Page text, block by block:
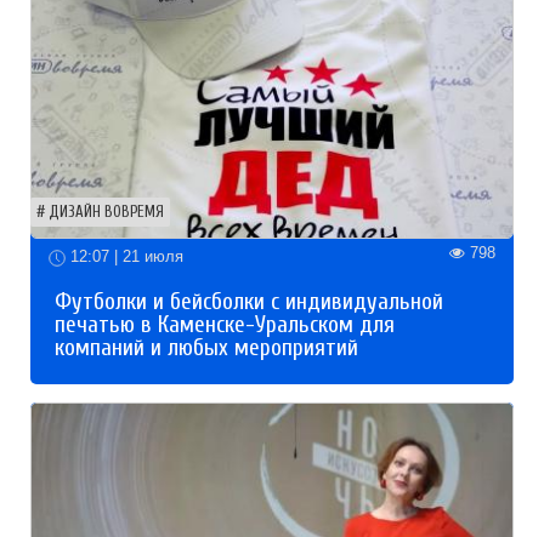
ДИЗАЙН ВОВРЕМЯ
12:07 | 21 июля 798
Футболки и бейсболки с индивидуальной
печатью в Каменске-Уральском для
компаний и любых мероприятий